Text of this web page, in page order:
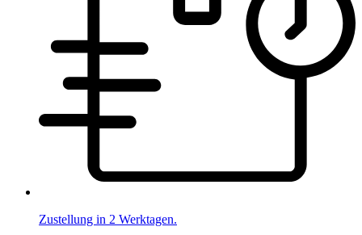
Zustellung in 2 Werktagen.